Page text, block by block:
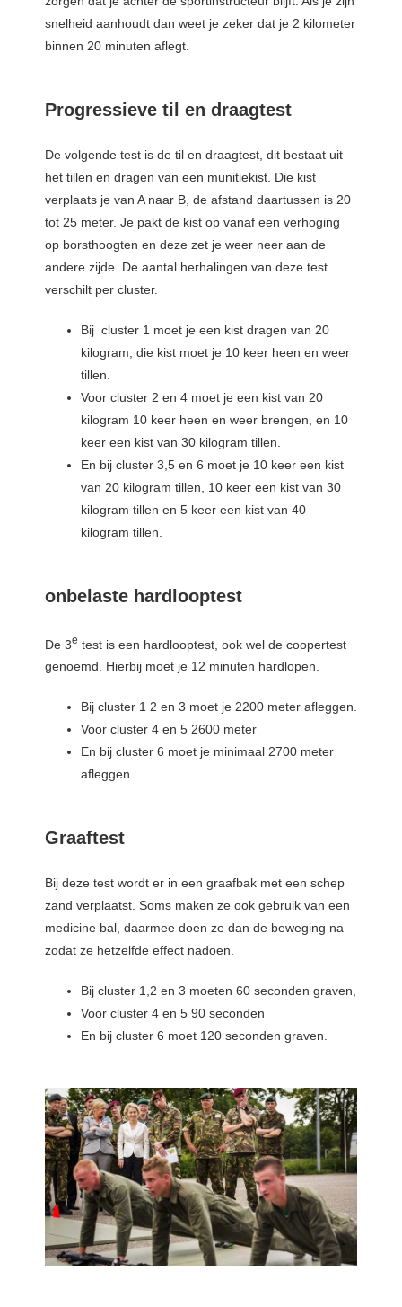
snelheid aanhoudt dan weet je zeker dat je 2 kilometer
binnen 20 minuten aflegt.
Progressieve til en draagtest
De volgende test is de til en draagtest, dit bestaat uit
het tillen en dragen van een munitiekist. Die kist
verplaats je van A naar B, de afstand daartussen is 20
tot 25 meter. Je pakt de kist op vanaf een verhoging
op borsthoogten en deze zet je weer neer aan de
andere zijde. De aantal herhalingen van deze test
verschilt per cluster.
Bij cluster 1 moet je een kist dragen van 20
kilogram, die kist moet je 10 keer heen en weer
tillen.
Voor cluster 2 en 4 moet je een kist van 20
kilogram 10 keer heen en weer brengen, en 10
keer een kist van 30 kilogram tillen.
En bij cluster 3,5 en 6 moet je 10 keer een kist
van 20 kilogram tillen, 10 keer een kist van 30
kilogram tillen en 5 keer een kist van 40
kilogram tillen.
onbelaste hardlooptest
De 3e test is een hardlooptest, ook wel de coopertest
genoemd. Hierbij moet je 12 minuten hardlopen.
Bij cluster 1 2 en 3 moet je 2200 meter afleggen.
Voor cluster 4 en 5 2600 meter
En bij cluster 6 moet je minimaal 2700 meter
afleggen.
Graaftest
Bij deze test wordt er in een graafbak met een schep
zand verplaatst. Soms maken ze ook gebruik van een
medicine bal, daarmee doen ze dan de beweging na
zodat ze hetzelfde effect nadoen.
Bij cluster 1,2 en 3 moeten 60 seconden graven,
Voor cluster 4 en 5 90 seconden
En bij cluster 6 moet 120 seconden graven.